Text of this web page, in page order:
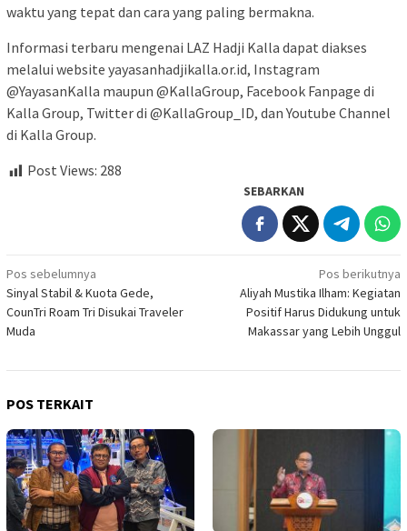
waktu yang tepat dan cara yang paling bermakna.
Informasi terbaru mengenai LAZ Hadji Kalla dapat diakses
melalui website yayasanhadjikalla.or.id, Instagram
@YayasanKalla maupun @KallaGroup, Facebook Fanpage di
Kalla Group, Twitter di @KallaGroup_ID, dan Youtube Channel
di Kalla Group.
Post Views: 288
SEBARKAN
Navigasi
pos
Pos sebelumnya
Sinyal Stabil & Kuota Gede,
CounTri Roam Tri Disukai Traveler
Muda
Pos berikutnya
Aliyah Mustika Ilham: Kegiatan
Positif Harus Didukung untuk
Makassar yang Lebih Unggul
POS TERKAIT